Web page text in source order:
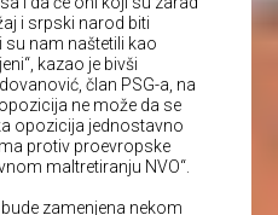
i srpski narod biti
su nam naštetili kao
kazao je bivši
član PSG-a, na
ne može da se
opozicija jednostavno
protiv proevropske
maltretiranju NVO“.
zamenjena nekom